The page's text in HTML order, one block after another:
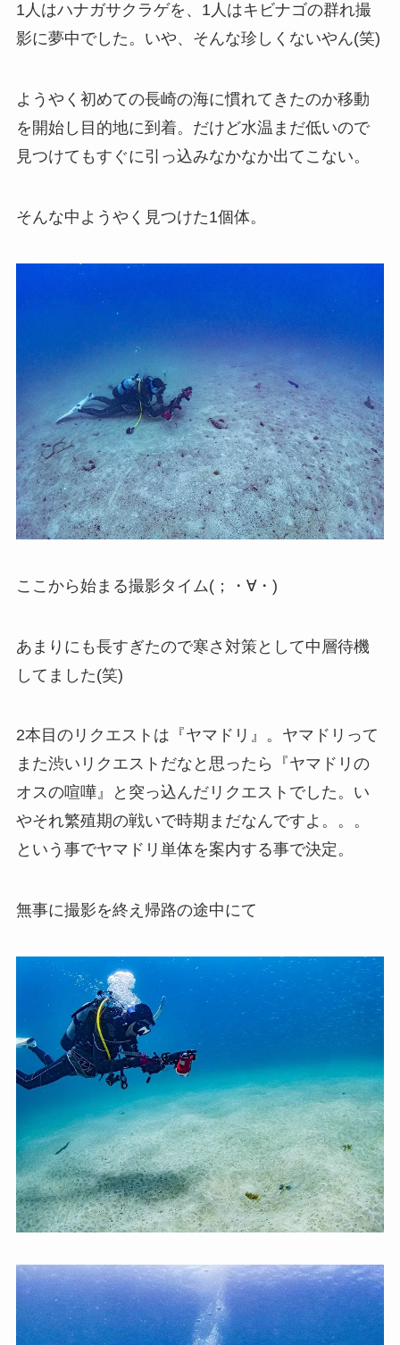
1人はハナガサクラゲを、1人はキビナゴの群れ撮
影に夢中でした。いや、そんな珍しくないやん(笑)
ようやく初めての長崎の海に慣れてきたのか移動
を開始し目的地に到着。だけど水温まだ低いので
見つけてもすぐに引っ込みなかなか出てこない。
そんな中ようやく見つけた1個体。
ここから始まる撮影タイム(；・∀・)
あまりにも長すぎたので寒さ対策として中層待機
してました(笑)
2本目のリクエストは『ヤマドリ』。ヤマドリって
また渋いリクエストだなと思ったら『ヤマドリの
オスの喧嘩』と突っ込んだリクエストでした。い
やそれ繁殖期の戦いで時期まだなんですよ。。。
という事でヤマドリ単体を案内する事で決定。
無事に撮影を終え帰路の途中にて